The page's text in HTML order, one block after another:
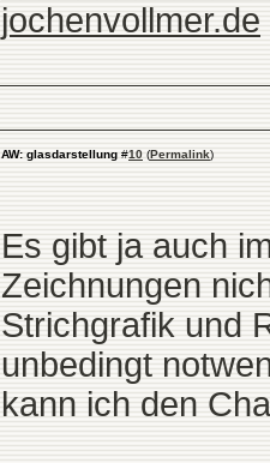
jochenvollmer.de
AW: glasdarstellung #10 (Permalink)
Es gibt ja auch
Zeichnungen
Strichgrafik und
unbedingt
kann ich den